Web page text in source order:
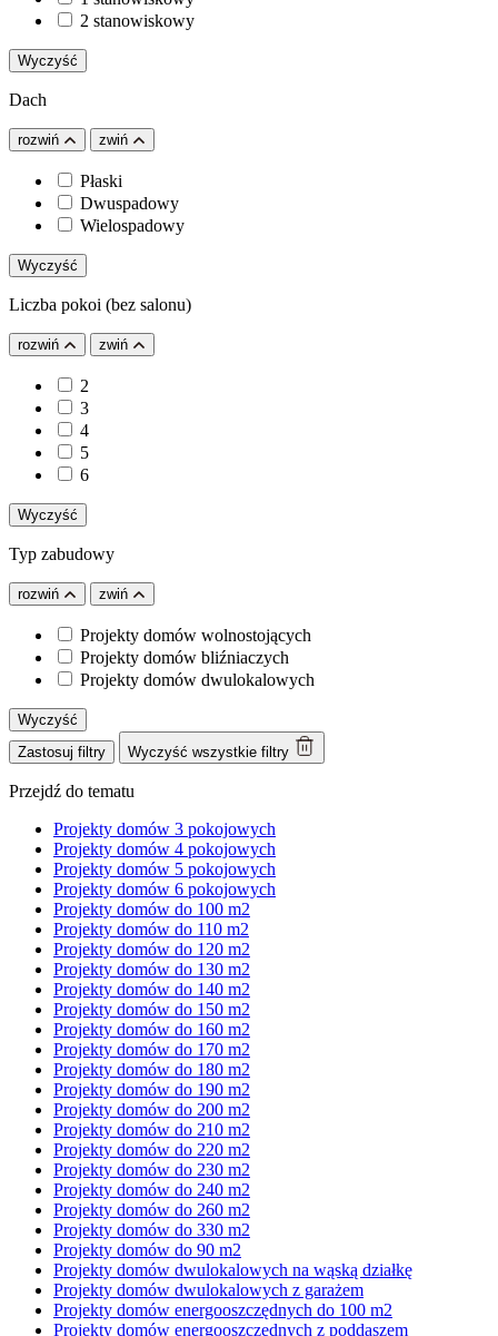
2 stanowiskowy
Wyczyść
Dach
rozwiń zwiń
Płaski
Dwuspadowy
Wielospadowy
Wyczyść
Liczba pokoi (bez salonu)
rozwiń zwiń
2
3
4
5
6
Wyczyść
Typ zabudowy
rozwiń zwiń
Projekty domów wolnostojących
Projekty domów bliźniaczych
Projekty domów dwulokalowych
Wyczyść
Zastosuj filtry
Wyczyść wszystkie filtry
Przejdź do tematu
Projekty domów 3 pokojowych
Projekty domów 4 pokojowych
Projekty domów 5 pokojowych
Projekty domów 6 pokojowych
Projekty domów do 100 m2
Projekty domów do 110 m2
Projekty domów do 120 m2
Projekty domów do 130 m2
Projekty domów do 140 m2
Projekty domów do 150 m2
Projekty domów do 160 m2
Projekty domów do 170 m2
Projekty domów do 180 m2
Projekty domów do 190 m2
Projekty domów do 200 m2
Projekty domów do 210 m2
Projekty domów do 220 m2
Projekty domów do 230 m2
Projekty domów do 240 m2
Projekty domów do 260 m2
Projekty domów do 330 m2
Projekty domów do 90 m2
Projekty domów dwulokalowych na wąską działkę
Projekty domów dwulokalowych z garażem
Projekty domów energooszczędnych do 100 m2
Projekty domów energooszczędnych z poddaszem